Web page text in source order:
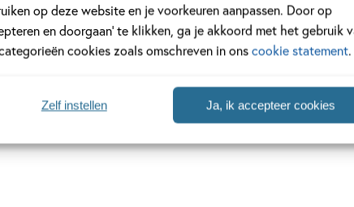
op deze website en je voorkeuren aanpassen. Door op
en doorgaan’ te klikken, ga je akkoord met het gebruik
cookies zoals omschreven in onscookie statement.
Ja, ik accepteer cookies
Zelf instellen